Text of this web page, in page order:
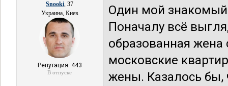
Snooki, 37
Украина, Киев
Репутация: 443
В отпуске
Один мой
Поначалу всё
образованная жена
московские
жены. Казалось бы,